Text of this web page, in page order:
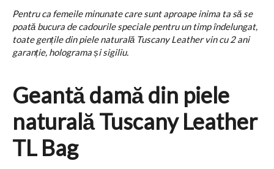
Pentru ca femeile minunate care sunt aproape inima ta să se
poată bucura de cadourile speciale pentru un timp îndelungat,
toate gențile din piele naturală Tuscany Leather vin cu 2 ani
garanție, holograma și sigiliu.
Geantă damă din piele
naturală Tuscany Leather
TL Bag